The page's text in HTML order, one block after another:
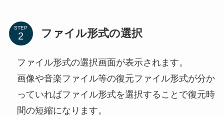
STEP ファイル形式の選択
ファイル形式の選択画面が表示されます。
画像や音楽ファイル等の復元ファイル形式が分か
っていればファイル形式を選択することで復元時
間の短縮になります。